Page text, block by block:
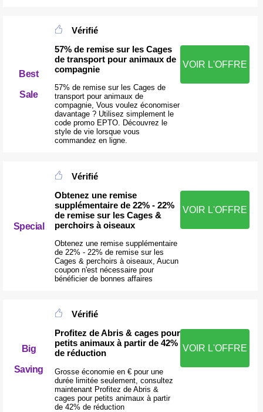
Best
Sale
Vérifié
57% de remise sur les Cages
de transport pour animaux de
compagnie
57% de remise sur les Cages de
transport pour animaux de
compagnie, Vous voulez économiser
davantage ? Utilisez simplement le
code promo EPTO. Découvrez le
style de vie lorsque vous
commandez en ligne.
VOIR L'OFFRE
Special
Vérifié
Obtenez une remise
supplémentaire de 22% - 22%
de remise sur les Cages &
perchoirs à oiseaux
Obtenez une remise supplémentaire
de 22% - 22% de remise sur les
Cages & perchoirs à oiseaux, Aucun
coupon n'est nécessaire pour
bénéficier de bonnes affaires
VOIR L'OFFRE
Big
Saving
Vérifié
Profitez de Abris & cages pour
petits animaux à partir de 42%
de réduction
Grosse économie en € pour une
durée limitée seulement, consultez
maintenant Profitez de Abris &
cages pour petits animaux à partir
de 42% de réduction
VOIR L'OFFRE